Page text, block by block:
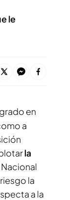
le
en
a
la
Nacional
la
a la